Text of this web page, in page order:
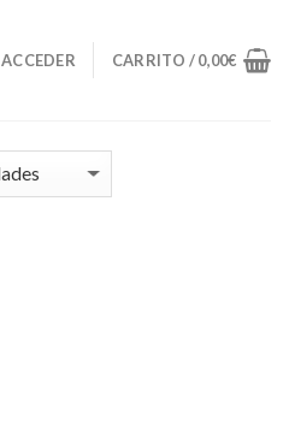
ACCEDER CARRITO /0,00€